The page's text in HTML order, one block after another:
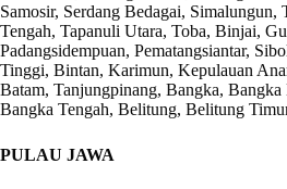
Samosir, Serdang Bedagai, Simalungun,
Tengah, Tapanuli Utara, Toba, Binjai,
Padangsidempuan, Pematangsiantar,
Tinggi, Bintan, Karimun, Kepulauan
Batam, Tanjungpinang, Bangka, Bangka
Bangka Tengah, Belitung, Belitung
PULAU JAWA